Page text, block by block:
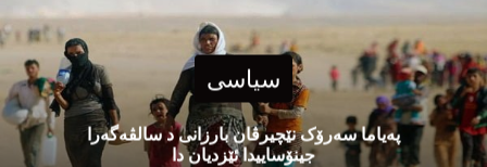
سیاسی
پەیاما سەرۆک نێچیرڤان بارزانی د سالڤەگەرا
جینۆساییدا ئێزدیان دا